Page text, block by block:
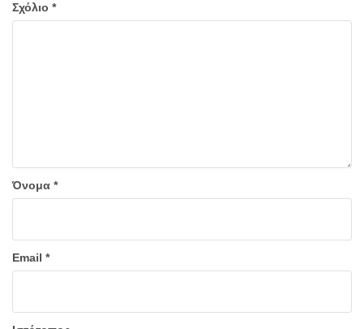
Σχόλιο *
Όνομα *
Email *